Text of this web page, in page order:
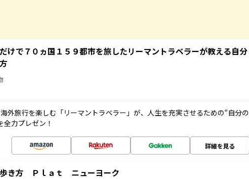
けで７０ヵ国１５９都市を旅したリーマントラベラーが教える自分
外旅行を楽しむ「リーマントラベラー」が、人生を充実させるための“自分の
力プレゼン！
詳細を見る
き方 Ｐｌａｔ ニューヨーク